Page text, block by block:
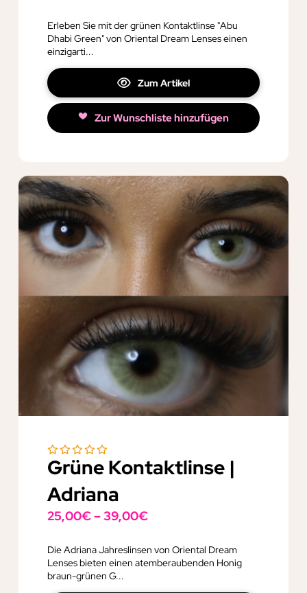
war:
39,99€
ist:
29,00€.
Erleben Sie mit der grünen Kontaktlinse "Abu
Dhabi Green" von Oriental Dream Lenses einen
einzigarti...
Zum Artikel
Zur Wunschliste hinzufügen
Grüne Kontaktlinse |
Adriana
25,00€–39,00€
Die Adriana Jahreslinsen von Oriental Dream
Lenses bieten einen atemberaubenden Honig
braun-grünen G...